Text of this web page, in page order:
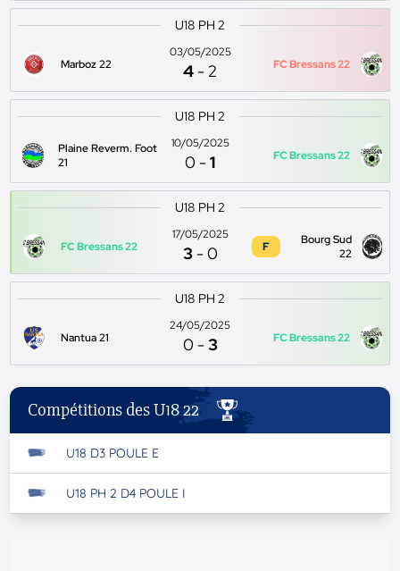
U18 PH 2
Marboz 22
03/05/2025
4 -2 FC Bressans 22
U18 PH 2
Plaine Reverm. Foot
21
10/05/2025
0 -1 FC Bressans 22
U18 PH 2
FC Bressans 22
17/05/2025
3 -0 F
Bourg Sud
22
U18 PH 2
Nantua 21
24/05/2025
0 -3 FC Bressans 22
Compétitions des U18 22
U18 D3 POULE E
U18 PH 2 D4 POULE I